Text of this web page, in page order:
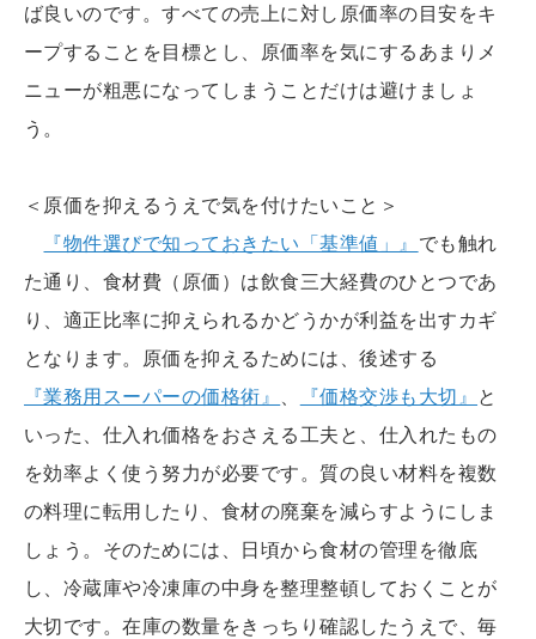
ば良いのです。すべての売上に対し原価率の目安をキ
ープすることを目標とし、原価率を気にするあまりメ
ニューが粗悪になってしまうことだけは避けましょ
う。
＜原価を抑えるうえで気を付けたいこと＞
『物件選びで知っておきたい「基準値」』 でも触れ
た通り、食材費（原価）は飲食三大経費のひとつであ
り、適正比率に抑えられるかどうかが利益を出すカギ
となります。原価を抑えるためには、後述する
『業務用スーパーの価格術』 、 『価格交渉も大切』 と
いった、仕入れ価格をおさえる工夫と、仕入れたもの
を効率よく使う努力が必要です。質の良い材料を複数
の料理に転用したり、食材の廃棄を減らすようにしま
しょう。そのためには、日頃から食材の管理を徹底
し、冷蔵庫や冷凍庫の中身を整理整頓しておくことが
大切です。在庫の数量をきっちり確認したうえで、毎